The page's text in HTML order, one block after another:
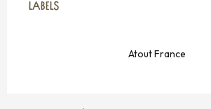
LABELS
LABELS
Atout France